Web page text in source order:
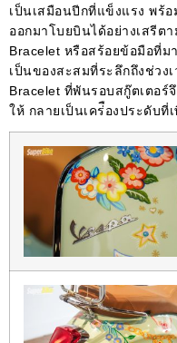
เป็นเสมือนปีกที่แข็งแรง พร้
ออกมาโบยบินได้อย่างเสรีต
Bracelet หรือสร้อยข้อมือที่
เป็นของสะสมที่ระลึกถึงช่วง
Bracelet ที่พันรอบสกู๊ตเตอร์
ให้ กลายเป็นเคร่ืองประดับ